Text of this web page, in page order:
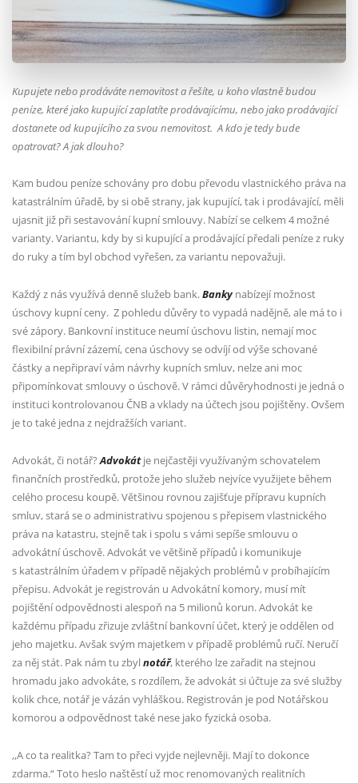
Kupujete nebo prodáváte nemovitost a řešíte, u koho vlastně budou
peníze, které jako kupující zaplatíte prodávajícímu, nebo jako prodávající
dostanete od kupujícího za svou nemovitost. A kdo je tedy bude
opatrovat? A jak dlouho?
Kam budou peníze schovány pro dobu převodu vlastnického práva na
katastrálním úřadě, by si obě strany, jak kupující, tak i prodávající, měli
ujasnit již při sestavování kupní smlouvy. Nabízí se celkem 4 možné
varianty. Variantu, kdy by si kupující a prodávající předali peníze z ruky
do ruky a tím byl obchod vyřešen, za variantu nepovažuji.
Každý z nás využívá denně služeb bank.Bankynabízejí možnost
úschovy kupní ceny. Z pohledu důvěry to vypadá nadějně, ale má to i
své zápory. Bankovní instituce neumí úschovu listin, nemají moc
flexibilní právní zázemí, cena úschovy se odvíjí od výše schované
částky a nepřipraví vám návrhy kupních smluv, nelze ani moc
připomínkovat smlouvy o úschově. V rámci důvěryhodnosti je jedná o
instituci kontrolovanou ČNB a vklady na účtech jsou pojištěny. Ovšem
je to také jedna z nejdražších variant.
Advokát, či notář?Advokátje nejčastěji využívaným schovatelem
finančních prostředků, protože jeho služeb nejvíce využijete během
celého procesu koupě. Většinou rovnou zajišťuje přípravu kupních
smluv, stará se o administrativu spojenou s přepisem vlastnického
práva na katastru, stejně tak i spolu s vámi sepíše smlouvu o
advokátní úschově. Advokát ve většině případů i komunikuje
s katastrálním úřadem v případě nějakých problémů v probíhajícím
přepisu. Advokát je registrován u Advokátní komory, musí mít
pojištění odpovědnosti alespoň na 5 milionů korun. Advokát ke
každému případu zřizuje zvláštní bankovní účet, který je oddělen od
jeho majetku. Avšak svým majetkem v případě problémů ručí. Neručí
za něj stát. Pak nám tu zbylnotář, kterého lze zařadit na stejnou
hromadu jako advokáte, s rozdílem, že advokát si účtuje za své služby
kolik chce, notář je vázán vyhláškou. Registrován je pod Notářskou
komorou a odpovědnost také nese jako fyzická osoba.
,,A co ta realitka? Tam to přeci vyjde nejlevněji. Mají to dokonce
zdarma.“ Toto heslo naštěstí už moc renomovaných realitních